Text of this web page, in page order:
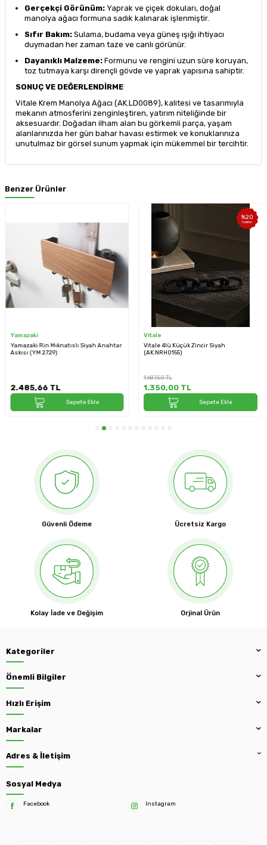
Gerçekçi Görünüm: Yaprak ve çiçek dokuları, doğal
manolya ağacı formuna sadık kalınarak işlenmiştir.
Sıfır Bakım: Sulama, budama veya güneş ışığı ihtiyacı
duymadan her zaman taze ve canlı görünür.
Dayanıklı Malzeme: Formunu ve rengini uzun süre koruyan,
toz tutmaya karşı dirençli gövde ve yaprak yapısına sahiptir.
SONUÇ VE DEĞERLENDİRME
Vitale Krem Manolya Ağacı (AK.LD0089), kalitesi ve tasarımıyla
mekanın atmosferini zenginleştiren, yatırım niteliğinde bir
aksesuardır. Doğadan ilham alan bu görkemli parça, yaşam
alanlarınızda her gün bahar havası estirmek ve konuklarınıza
unutulmaz bir görsel sunum yapmak için mükemmel bir tercihtir.
Benzer Ürünler
Yamazaki
Yamazaki Rin Mıknatıslı Siyah Anahtar
Askısı (YM 2729)
2.485,66TL
Sepete Ekle
%20
İndirim
Vitale
Vitale 4lü Küçük Zincir Siyah
(AK.NRH0155)
1.687,50TL
1.350,00TL
Sepete Ekle
Güvenli Ödeme Ücretsiz Kargo
Kolay İade ve Değişim Orjinal Ürün
Kategoriler
Önemli Bilgiler
Hızlı Erişim
Markalar
Adres & İletişim
Sosyal Medya
Facebook Instagram